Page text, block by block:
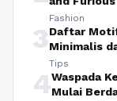
Fashion
3Daftar
Minimalis
Tips
4Waspada
Mulai